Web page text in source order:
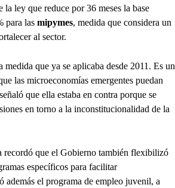
la ley que reduce por 36 meses la base
para las mipymes, medida que considera un
al sector.
medida que ya se aplicaba desde 2011. Es un
las microeconomías emergentes puedan
que ella estaba en contra porque se
en torno a la inconstitucionalidad de la
recordó que el Gobierno también flexibilizó
específicos para facilitar
además el programa de empleo juvenil, a